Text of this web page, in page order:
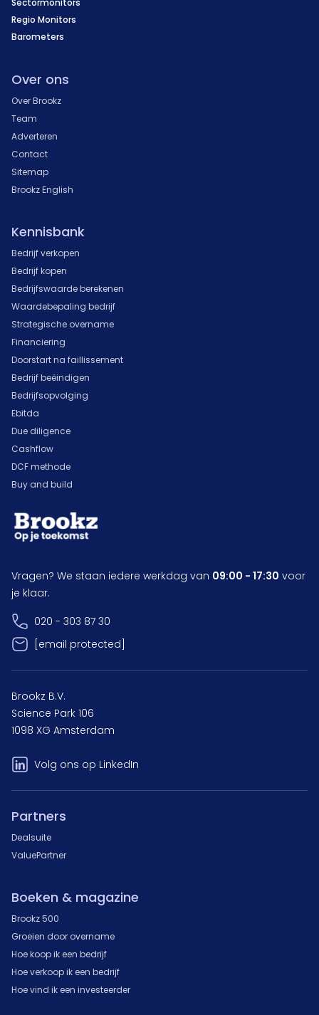
Sectormonitors
Regio Monitors
Barometers
Over ons
Over Brookz
Team
Adverteren
Contact
Sitemap
Brookz English
Kennisbank
Bedrijf verkopen
Bedrijf kopen
Bedrijfswaarde berekenen
Waardebepaling bedrijf
Strategische overname
Financiering
Doorstart na faillissement
Bedrijf beëindigen
Bedrijfsopvolging
Ebitda
Due diligence
Cashflow
DCF methode
Buy and build
Vragen? We staan iedere werkdag van 09:00 - 17:30 voor
je klaar.
020 - 303 87 30
[email protected]
Brookz B.V.
Science Park 106
1098 XG Amsterdam
Volg ons op LinkedIn
Partners
Dealsuite
ValuePartner
Boeken & magazine
Brookz 500
Groeien door overname
Hoe koop ik een bedrijf
Hoe verkoop ik een bedrijf
Hoe vind ik een investeerder